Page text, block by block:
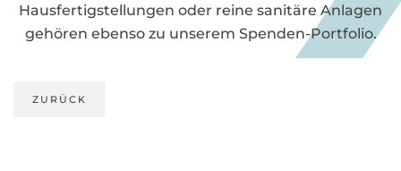
Hausfertigstellungen oder reine sanitäre Anlagen
gehören ebenso zu unserem Spenden-Portfolio.
ZURÜCK